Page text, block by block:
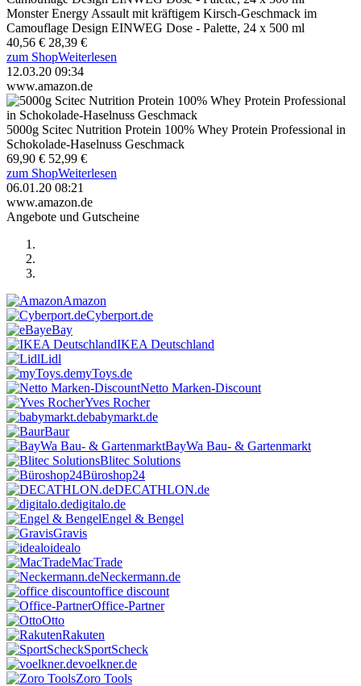
Monster Energy Assault mit kräftigem Kirsch-Geschmack im
Camouflage Design EINWEG Dose - Palette, 24 x 500 ml
40,56 € 28,39 €
zum ShopWeiterlesen
12.03.20 09:34
www.amazon.de
5000g Scitec Nutrition Protein 100% Whey Protein Professional in
Schokolade-Haselnuss Geschmack
69,90 € 52,99 €
zum ShopWeiterlesen
06.01.20 08:21
www.amazon.de
Angebote und Gutscheine
Amazon
Cyberport.de
eBay
IKEA Deutschland
Lidl
myToys.de
Netto Marken-Discount
Yves Rocher
babymarkt.de
Baur
BayWa Bau- & Gartenmarkt
Blitec Solutions
Büroshop24
DECATHLON.de
digitalo.de
Engel & Bengel
Gravis
idealo
MacTrade
Neckermann.de
office discount
Office-Partner
Otto
Rakuten
SportScheck
voelkner.de
Zoro Tools